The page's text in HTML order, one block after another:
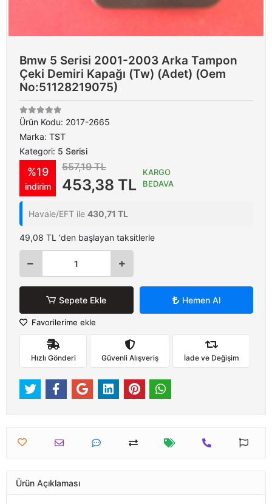
Bmw 5 Serisi 2001-2003 Arka Tampon
Çeki Demiri Kapağı (Tw) (Adet) (Oem
No:51128219075)
Ürün Kodu: 2017-2665
Marka: TST
Kategori: 5 Serisi
%19
indirim
557,19 TL
453,38 TL
KARGO
BEDAVA
Havale/EFT ile 430,71 TL
49,08 TL 'den başlayan taksitlerle
Sepete Ekle Hemen Al
Favorilerime ekle
Hızlı Gönderi Güvenli Alışveriş İade ve Değişim
Ürün Açıklaması